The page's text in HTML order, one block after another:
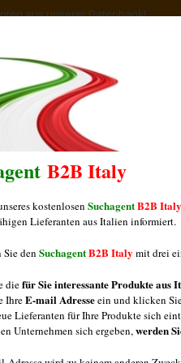
aus unserer Datenbank!
WELCOME
aus Italien
Drei Fragen über
B2B Italy
kostenlosen SuchagentB2B Italy
Lieferanten aus Italien informiert.
den SuchagentB2B Italy mit drei
diefür Sie interessante Produkte aus
IhreE-mail Adresseein und klicken
Lieferanten für Ihre Produkte sich
Unternehmen sich ergeben,werden